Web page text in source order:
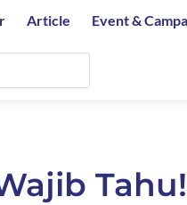
Article Event &
Tahu!